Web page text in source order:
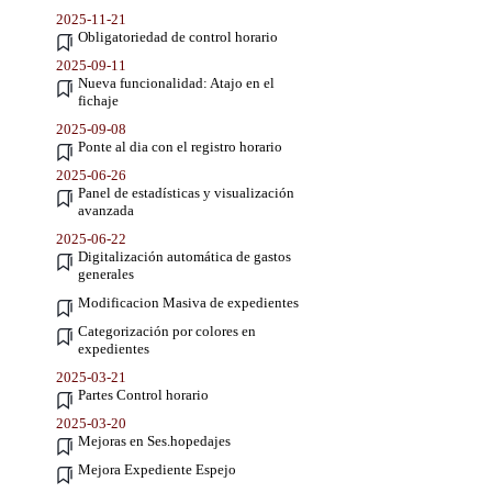
2025-11-21
Obligatoriedad de control horario
2025-09-11
Nueva funcionalidad: Atajo en el
fichaje
2025-09-08
Ponte al dia con el registro horario
2025-06-26
Panel de estadísticas y visualización
avanzada
2025-06-22
Digitalización automática de gastos
generales
Modificacion Masiva de expedientes
Categorización por colores en
expedientes
2025-03-21
Partes Control horario
2025-03-20
Mejoras en Ses.hopedajes
Mejora Expediente Espejo